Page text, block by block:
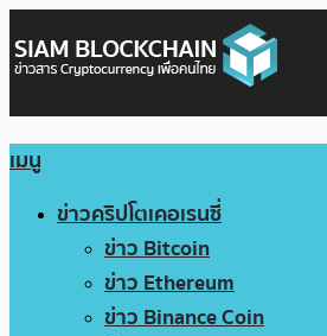
เมนู
ข่าวคริปโตเคอเรนซี่
ข่าว Bitcoin
ข่าว Ethereum
ข่าว Binance Coin